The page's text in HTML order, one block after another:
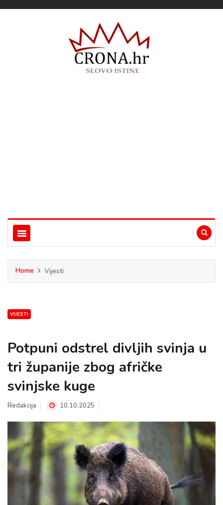
Home Vijesti
VIJESTI
Potpuni odstrel divljih svinja u
tri županije zbog afričke
svinjske kuge
Redakcija 10.10.2025